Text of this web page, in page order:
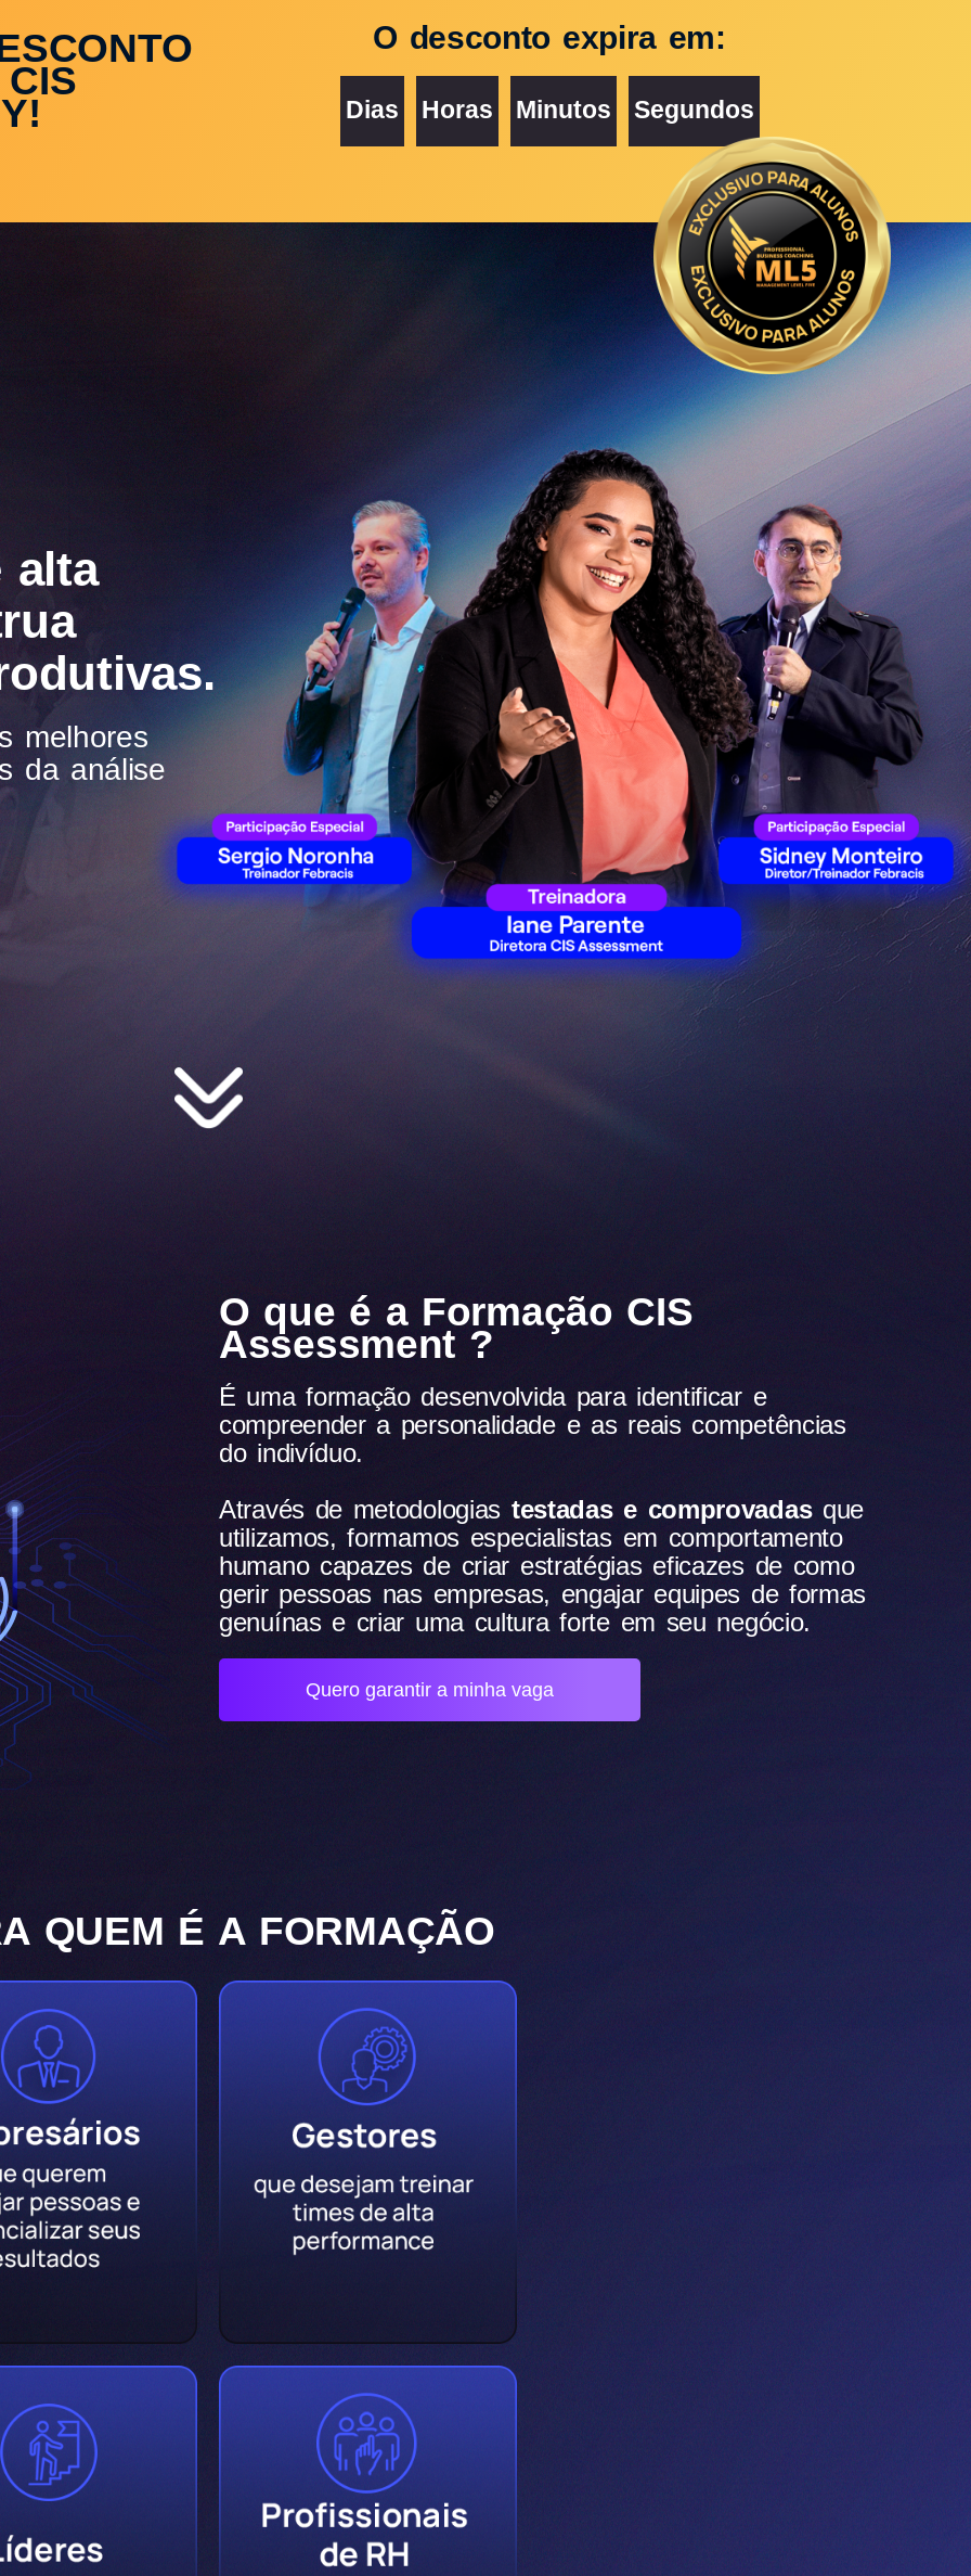
O desconto expira em:
Dias Horas Minutos Segundos
alta
melhores
da análise
O que é a Formação CIS
Assessment ?
É uma formação desenvolvida para identificar e
compreender a personalidade e as reais competências
do indivíduo.
Através de metodologias testadas e comprovadasque
utilizamos, formamos especialistas em comportamento
humano capazes de criar estratégias eficazes de como
gerir pessoas nas empresas, engajar equipes de formas
genuínas e criar uma cultura forte em seu negócio.
Quero garantir a minha vaga
QUEM É A FORMAÇÃO